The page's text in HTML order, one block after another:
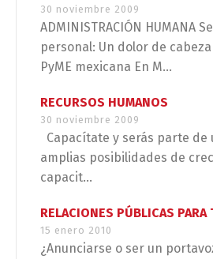
30 noviembre 2009
ADMINISTRACIÓN HUMANA
personal: Un dolor de
PyME mexicana En M...
RECURSOS HUMANOS
30 noviembre 2009
Capacítate y serás parte de
amplias posibilidades de
capacit...
RELACIONES PÚBLICAS PARA
15 enero 2010
¿Anunciarse o ser un